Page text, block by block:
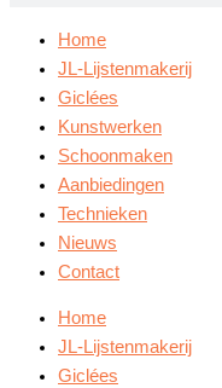
Home
JL-Lijstenmakerij
Giclées
Kunstwerken
Schoonmaken
Aanbiedingen
Technieken
Nieuws
Contact
Home
JL-Lijstenmakerij
Giclées